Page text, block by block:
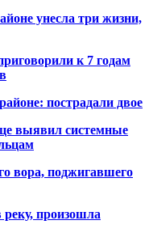
унесла три жизни,
к 7 годам
пострадали двое
выявил системные
вора, поджигавшего
реку, произошла